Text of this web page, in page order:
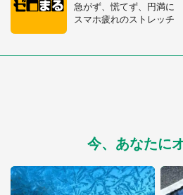
急がず、慌てず、円満に
スマホ疲れのストレッチ
今、あなたに